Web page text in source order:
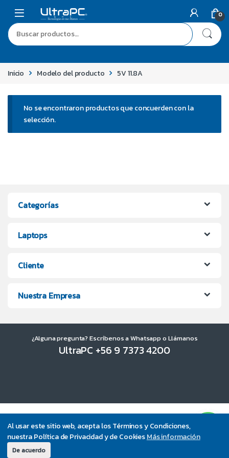
Al usar este sitio web, acepta los Términos y Condiciones,
nuestra Política de Privacidad y de CookiesMás información
De acuerdo
0
Inicio Modelo del producto 5V 11.8A
No se encontraron productos que concuerden con la
selección.
Categorías
Laptops
Cliente
Nuestra Empresa
¿Alguna pregunta? Escríbenos a Whatsapp o Llámanos
UltraPC +56 9 7373 4200